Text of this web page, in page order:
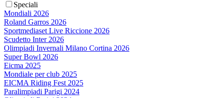
Speciali
Mondiali 2026
Roland Garros 2026
Sportmediaset Live Riccione 2026
Scudetto Inter 2026
Olimpiadi Invernali Milano Cortina 2026
Super Bowl 2026
Eicma 2025
Mondiale per club 2025
EICMA Riding Fest 2025
Paralimpiadi Parigi 2024